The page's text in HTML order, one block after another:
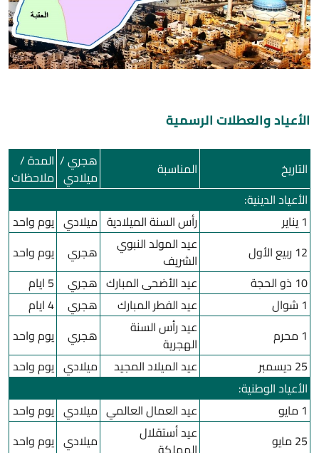
الأعياد والعطلات الرسمية
التاريخ المناسبة
هجري /
ميلادي
المدة /
ملاحظات
الأعياد الدينية:
1 يناير
رأس السنة الميلادية ميلادي يوم واحد
12 ربيع الأول
عيد المولد النبوي
الشريف
هجري
يوم واحد
10 ذو الحجة
عيد الأضحى المبارك هجري
5 ايام
1 شوال
عيد الفطر المبارك هجري
4 ايام
1 محرم
عيد رأس السنة
الهجرية
هجري
يوم واحد
25 ديسمبر
عيد الميلاد المجيد ميلادي يوم واحد
الأعياد الوطنية:
1 مايو
عيد العمال العالمي ميلادي يوم واحد
25 مايو
عيد أستقلال
ميلادي يوم واحد